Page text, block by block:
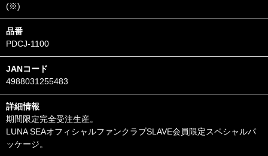
(※)
品番
PDCJ-1100
JANコード
4988031255483
詳細情報
期間限定完全受注生産。
LUNA SEAオフィシャルファンクラブSLAVE会員限定スペシャルパ
ッケージ。